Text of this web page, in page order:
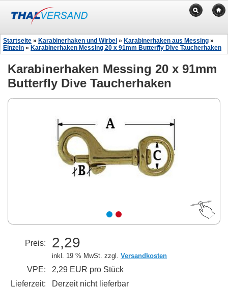
Startseite » Karabinerhaken und Wirbel » Karabinerhaken aus Messing »
Einzeln » Karabinerhaken Messing 20 x 91mm Butterfly Dive Taucherhaken
Karabinerhaken Messing 20 x 91mm
Butterfly Dive Taucherhaken
Preis: 2,29
inkl. 19 % MwSt. zzgl. Versandkosten
VPE:
2,29 EUR pro Stück
Lieferzeit:
Derzeit nicht lieferbar